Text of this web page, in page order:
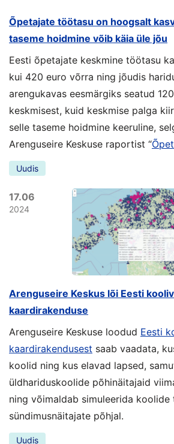
Õpetajate töötasu on hoogsalt
taseme hoidmine võib käia üle jõu
Eesti õpetajate keskmine töötasu
kui 420 euro võrra ning jõudis
arengukavas eesmärgiks seatud
keskmisest, kuid keskmise palga
selle taseme hoidmine keeruline,
Arenguseire Keskuse raportist “
Uudis
17.06
2024
Arenguseire Keskus lõi Eesti
kaardirakenduse
Arenguseire Keskuse loodud Eesti
kaardirakendusest saab vaadata,
koolid ning kus elavad lapsed,
üldhariduskoolide põhinäitajaid
ning võimaldab simuleerida
sündimusnäitajate põhjal.
Uudis